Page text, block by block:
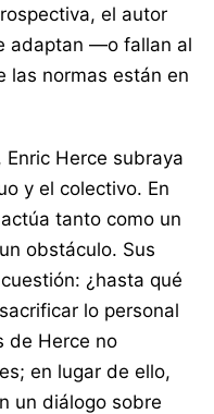
el autor
adaptan —o fallan al
las normas están en
Herce subraya
y el colectivo. En
tanto como un
obstáculo. Sus
¿hasta qué
lo personal
de Herce no
en lugar de ello,
un diálogo sobre